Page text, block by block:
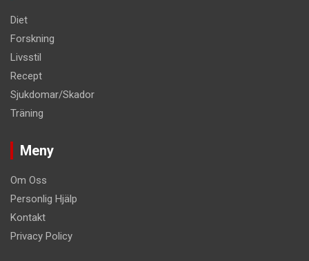
Diet
Forskning
Livsstil
Recept
Sjukdomar/Skador
Träning
Meny
Om Oss
Personlig Hjälp
Kontakt
Privacy Policy